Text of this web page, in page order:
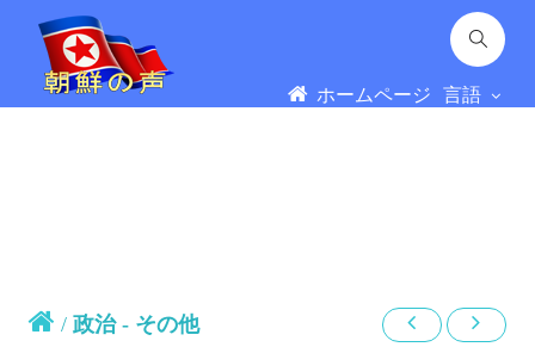
ホームページ 言語
/政治 - その他